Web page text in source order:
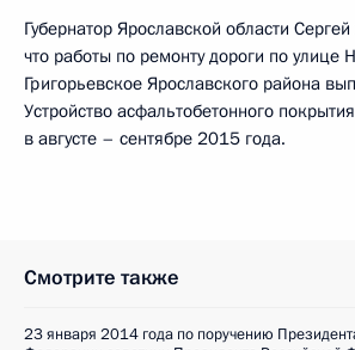
Губернатор Ярославской области
что работы по ремонту дороги по улице
Григорьевское Ярославского района
Устройство асфальтобетонного
в августе – сентябре 2015 года.
Смотрите также
23 января 2014 года по поручению